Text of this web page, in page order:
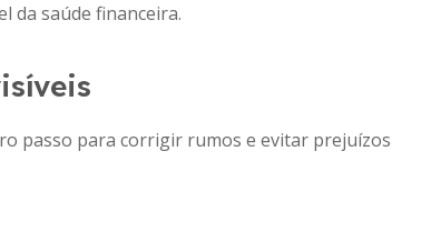
da saúde financeira.
passo para corrigir rumos e evitar prejuízos